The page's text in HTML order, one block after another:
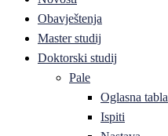
Obavještenja
Master studij
Doktorski studij
Pale
Oglasna tabla
Ispiti